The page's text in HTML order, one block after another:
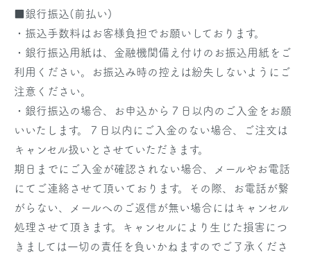
■銀行振込(前払い)
・振込手数料はお客様負担でお願いしております。
・銀行振込用紙は、金融機関備え付けのお振込用紙をご
利用ください。お振込み時の控えは紛失しないようにご
注意ください。
・銀行振込の場合、お申込から７日以内のご入金をお願
いいたします。７日以内にご入金のない場合、ご注文は
キャンセル扱いとさせていただきます。
期日までにご入金が確認されない場合、メールやお電話
にてご連絡させて頂いております。その際、お電話が繋
がらない、メールへのご返信が無い場合にはキャンセル
処理させて頂きます。キャンセルにより生じた損害につ
きましては一切の責任を負いかねますのでご了承くださ